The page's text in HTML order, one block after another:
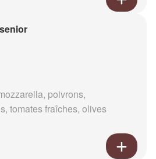
poivrons,
tomates fraîches, olives